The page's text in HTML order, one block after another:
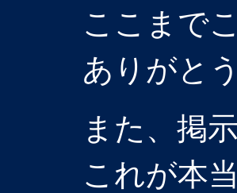
ここまで
ありがと
また、掲
これが本